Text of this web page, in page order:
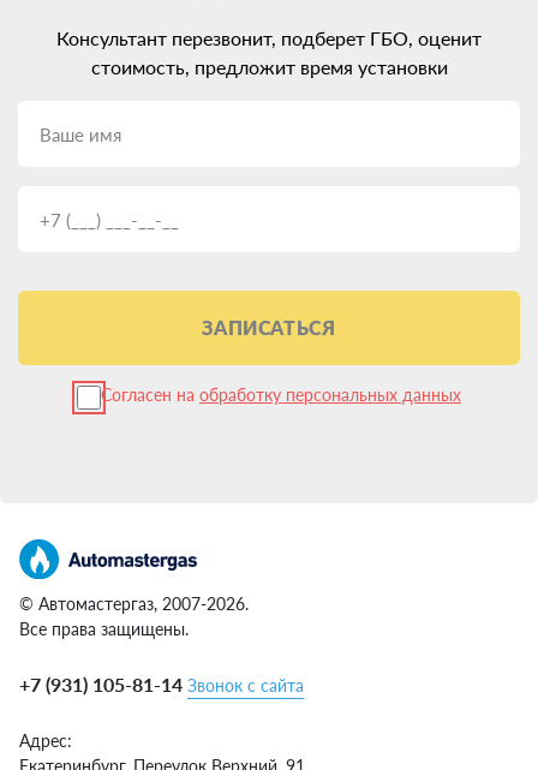
Консультант перезвонит, подберет ГБО, оценит
стоимость, предложит время установки
ЗАПИСАТЬСЯ
Согласен на обработку персональных данных
© Автомастергаз, 2007-2026.
Все права защищены.
+7 (931) 105-81-14 Звонок с сайта
Адрес:
Екатеринбург, Переулок Верхний, 91